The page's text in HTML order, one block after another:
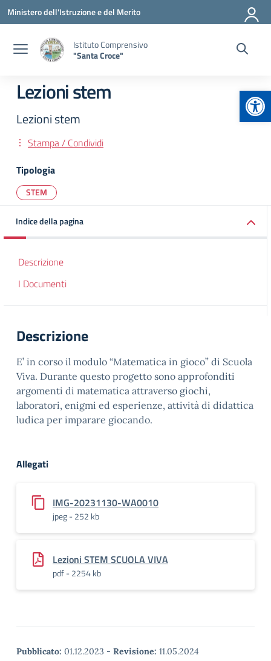
Vai ai contenuti
Vai al menu di navigazione
Vai al footer
Ministero dell'Istruzione e del Merito
Istituto Comprensivo
"Santa Croce"
Lezioni stem
Lezioni stem
Stampa / Condividi
Tipologia
STEM
Indice della pagina
Descrizione
I Documenti
Descrizione
E’ in corso il modulo “Matematica in gioco” di Scuola
Viva. Durante questo progetto sono approfonditi
argomenti di matematica attraverso giochi,
laboratori, enigmi ed esperienze, attività di didattica
ludica per imparare giocando.
Allegati
IMG-20231130-WA0010
jpeg - 252 kb
Lezioni STEM SCUOLA VIVA
pdf - 2254 kb
Pubblicato: 01.12.2023 - Revisione: 11.05.2024